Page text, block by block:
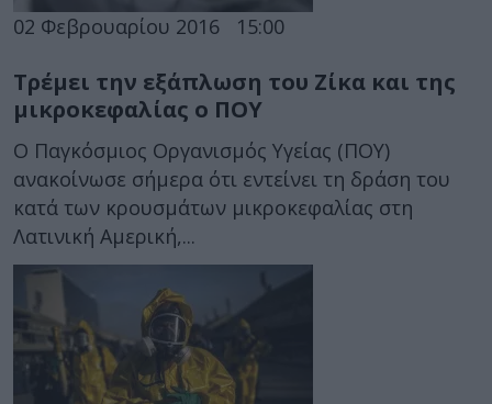
02 Φεβρουαρίου 2016 15:00
Τρέμει την εξάπλωση του Ζίκα και της
μικροκεφαλίας ο ΠΟΥ
Ο Παγκόσμιος Οργανισμός Υγείας (ΠΟΥ)
ανακοίνωσε σήμερα ότι εντείνει τη δράση του
κατά των κρουσμάτων μικροκεφαλίας στη
Λατινική Αμερική,...